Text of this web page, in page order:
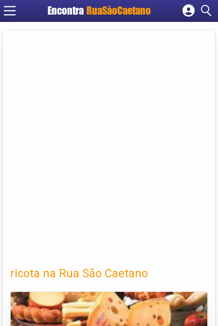
Encontra RuaSãoCaetano
Cadastrar empresa
ricota na Rua São Caetano